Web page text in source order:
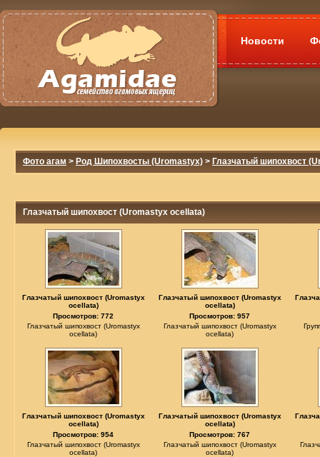
Новости
Фото агам > Род Шипохвосты (Uromastyx) > Глазчатый шипохвост
Глазчатый шипохвост (Uromastyx ocellata)
Глазчатый шипохвост (Uromastyx
ocellata)
Просмотров: 772
Глазчатый шипохвост (Uromastyx
ocellata)
Глазчатый шипохвост (Uromastyx
ocellata)
Просмотров: 957
Глазчатый шипохвост (Uromastyx
ocellata)
Глазчатый шипохвост (Uromastyx
ocellata)
Просмотров: 954
Глазчатый шипохвост (Uromastyx
ocellata)
Глазчатый шипохвост (Uromastyx
ocellata)
Просмотров: 767
Глазчатый шипохвост (Uromastyx
ocellata)